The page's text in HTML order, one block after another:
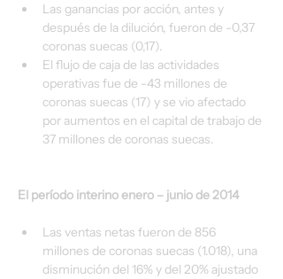
Las ganancias por acción, antes y
después de la dilución, fueron de -0,37
coronas suecas (0,17).
El flujo de caja de las actividades
operativas fue de -43 millones de
coronas suecas (17) y se vio afectado
por aumentos en el capital de trabajo de
37 millones de coronas suecas.
El período interino enero – junio de 2014
Las ventas netas fueron de 856
millones de coronas suecas (1.018), una
disminución del 16% y del 20% ajustado